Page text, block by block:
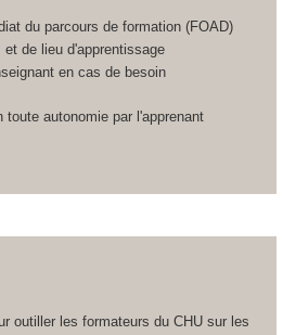
du parcours de formation (FOAD)
de lieu d'apprentissage
en cas de besoin
toute autonomie par l'apprenant
outiller les formateurs du CHU sur les